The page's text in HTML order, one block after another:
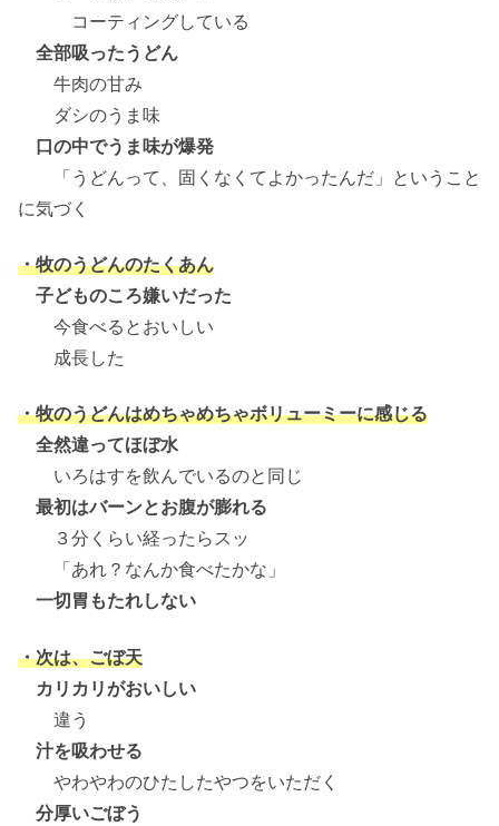
コーティングしている
全部吸ったうどん
牛肉の甘み
ダシのうま味
口の中でうま味が爆発
「うどんって、固くなくてよかったんだ」ということ
に気づく
・牧のうどんのたくあん
子どものころ嫌いだった
今食べるとおいしい
成長した
・牧のうどんはめちゃめちゃボリューミーに感じる
全然違ってほぼ水
いろはすを飲んでいるのと同じ
最初はバーンとお腹が膨れる
３分くらい経ったらスッ
「あれ？なんか食べたかな」
一切胃もたれしない
・次は、ごぼ天
カリカリがおいしい
違う
汁を吸わせる
やわやわのひたしたやつをいただく
分厚いごぼう